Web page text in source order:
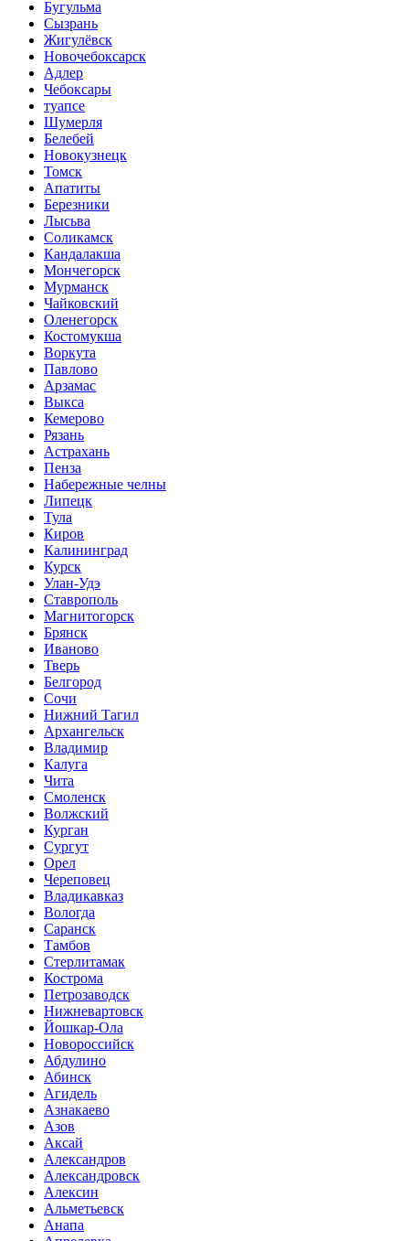
Бугульма
Сызрань
Жигулёвск
Новочебоксарск
Адлер
Чебоксары
туапсе
Шумерля
Белебей
Новокузнецк
Томск
Апатиты
Березники
Лысьва
Соликамск
Кандалакша
Мончегорск
Мурманск
Чайковский
Оленегорск
Костомукша
Воркута
Павлово
Арзамас
Выкса
Кемерово
Рязань
Астрахань
Пенза
Набережные челны
Липецк
Тула
Киров
Калининград
Курск
Улан-Удэ
Ставрополь
Магнитогорск
Брянск
Иваново
Тверь
Белгород
Сочи
Нижний Тагил
Архангельск
Владимир
Калуга
Чита
Смоленск
Волжский
Курган
Сургут
Орел
Череповец
Владикавказ
Вологда
Саранск
Тамбов
Стерлитамак
Кострома
Петрозаводск
Нижневартовск
Йошкар-Ола
Новороссийск
Абдулино
Абинск
Агидель
Азнакаево
Азов
Аксай
Александров
Александровск
Алексин
Альметьевск
Анапа